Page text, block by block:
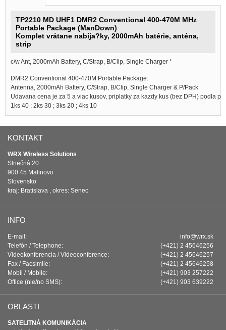
TP2210 MD UHF1 DMR2 Conventional 400-470M MHz
Portable Package (ManDown)
Komplet vrátane nabíja?ky, 2000mAh batérie, anténa,
strip
c/w Ant, 2000mAh Battery, C/Strap, B/Clip, Single Charger *
DMR2 Conventional 400-470M Portable Package:
Antenna, 2000mAh Battery, C/Strap, B/Clip, Single Charger & P/Pack
Udavana cena je za 5 a viac kusov, priplatky za kazdy kus (bez DPH) podla
1ks 40 ; 2ks 30 ; 3ks 20 ; 4ks 10
KONTAKT
WRX Wireless Solutions
Slnečná 20
900 45 Malinovo
Slovensko
kraj: Bratislava , okres: Senec
INFO
E-mail:
info@wrx.sk
Telefón / Telephone:
(+421) 2 45646256
Videokonferencia / Videoconference:
(+421) 2 45646257
Fax / Facsimile:
(+421) 2 45646258
Mobil / Mobile:
(+421) 903 257222
Office (nie/no SMS):
(+421) 903 639222
OBLASTI
SATELITNÁ KOMUNIKÁCIA